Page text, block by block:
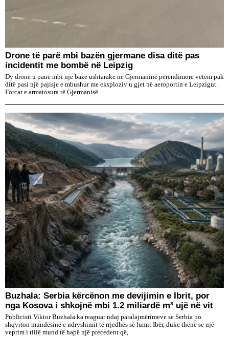
Drone të parë mbi bazën gjermane disa ditë pas
incidentit me bombë në Leipzig
Dy dronë u panë mbi një bazë ushtarake në Gjermaninë perëndimore vetëm pak
ditë pasi një pajisje e mbushur me eksploziv u gjet në aeroportin e Leipzigut.
Forcat e armatosura të Gjermanisë
Buzhala: Serbia kërcënon me devijimin e Ibrit, por
nga Kosova i shkojnë mbi 1.2 miliardë m³ ujë në vit
Publicisti Viktor Buzhala ka reaguar ndaj paralajmërimeve se Serbia po
shqyrton mundësinë e ndryshimit të rrjedhës së lumit Ibër, duke thënë se një
veprim i tillë mund të hapë një precedent që,